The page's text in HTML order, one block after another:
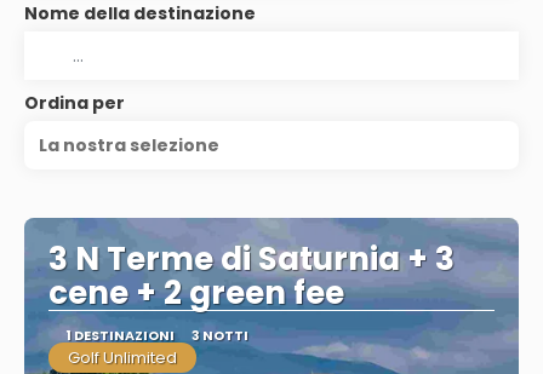
Nome della destinazione
Ordina per
La nostra selezione
3 N Terme di Saturnia + 3
cene + 2 green fee
1 DESTINAZIONI 3 NOTTI
Golf Unlimited